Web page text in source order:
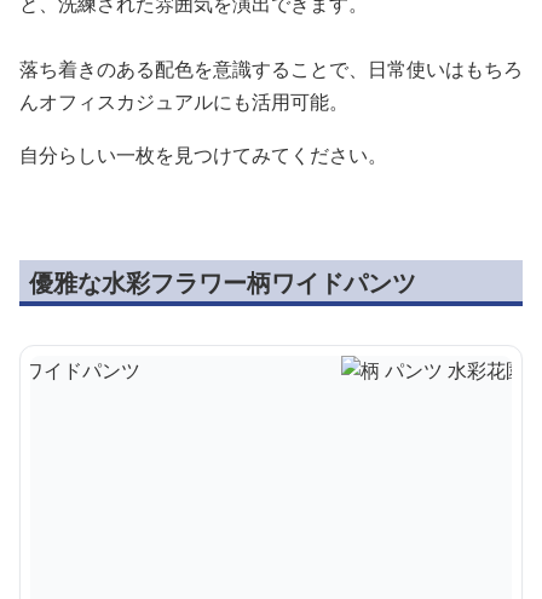
落ち着きのある配色を意識することで、日常使いはもちろ
んオフィスカジュアルにも活用可能。
自分らしい一枚を見つけてみてください。
優雅な水彩フラワー柄ワイドパンツ